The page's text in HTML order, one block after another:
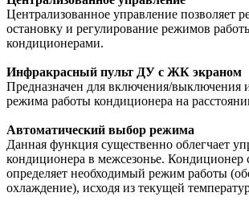
Централизованное управление позволяет
остановку и регулирование режимов
кондиционерами.
Инфракрасный пульт ДУ с ЖК экраном
Предназначен для включения/выключения
режима работы кондиционера на
Автоматический выбор режима
Данная функция существенно облегчает
кондиционера в межсезонье. Кондиционер
определяет необходимый режим работы
охлаждение), исходя из текущей